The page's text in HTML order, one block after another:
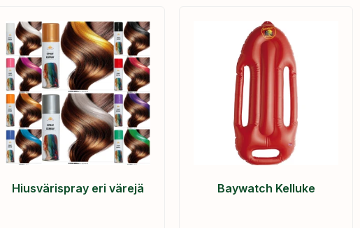
Hiusvärispray eri värejä Baywatch Kelluke